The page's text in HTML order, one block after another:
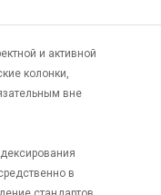
и активной
колонки,
вне
в